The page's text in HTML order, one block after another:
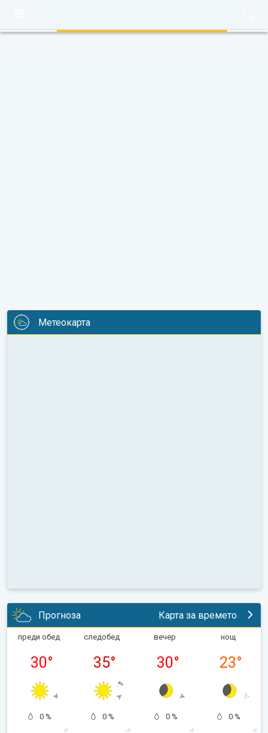
Метеокарта
Прогноза Карта за времето
преди обед
30°
0 %
следобед
35°
0 %
вечер
30°
0 %
нощ
23°
0 %